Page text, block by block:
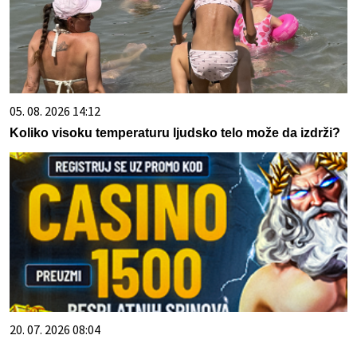
05. 08. 2026 14:12
Koliko visoku temperaturu ljudsko telo može da izdrži?
20. 07. 2026 08:04